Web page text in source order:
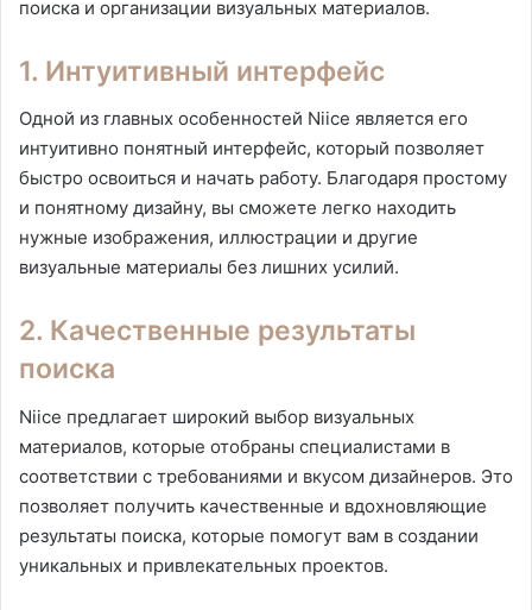
поиска и организации визуальных материалов.
1. Интуитивный интерфейс
Одной из главных особенностей Niice является его
интуитивно понятный интерфейс, который позволяет
быстро освоиться и начать работу. Благодаря простому
и понятному дизайну, вы сможете легко находить
нужные изображения, иллюстрации и другие
визуальные материалы без лишних усилий.
2. Качественные результаты
поиска
Niice предлагает широкий выбор визуальных
материалов, которые отобраны специалистами в
соответствии с требованиями и вкусом дизайнеров. Это
позволяет получить качественные и вдохновляющие
результаты поиска, которые помогут вам в создании
уникальных и привлекательных проектов.